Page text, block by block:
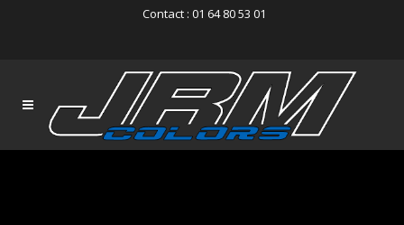
Contact : 01 64 80 53 01